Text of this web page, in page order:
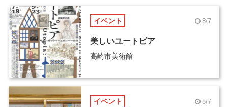
イベント 8/7
美しいユートピア
高崎市美術館
イベント 8/7